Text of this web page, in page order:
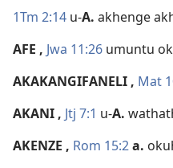
1Tm 2:14 u-A. akhenge
AFE , Jwa 11:26 umuntu
AKAKANGIFANELI , Mat
AKANI , Jtj 7:1 u-A.
AKENZE , Rom 15:2a.